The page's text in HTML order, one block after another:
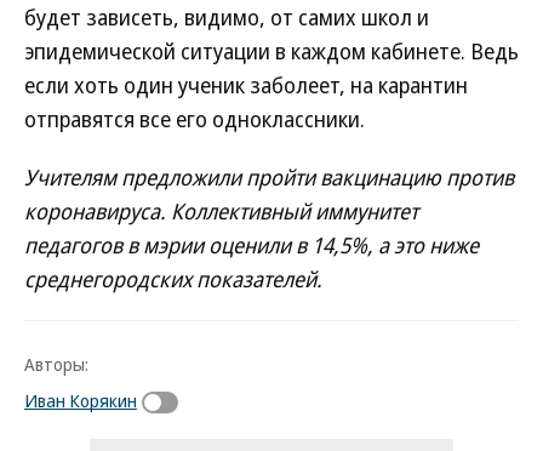
будет зависеть, видимо, от самих школ и
эпидемической ситуации в каждом кабинете. Ведь
если хоть один ученик заболеет, на карантин
отправятся все его одноклассники.
Учителям предложили пройти вакцинацию против
коронавируса. Коллективный иммунитет
педагогов в мэрии оценили в 14,5%, а это ниже
среднегородских показателей.
Авторы:
Иван Корякин